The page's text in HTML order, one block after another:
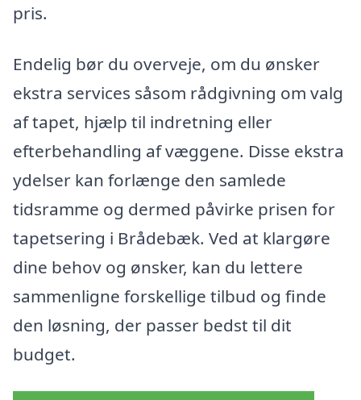
pris.
Endelig bør du overveje, om du ønsker
ekstra services såsom rådgivning om valg
af tapet, hjælp til indretning eller
efterbehandling af væggene. Disse ekstra
ydelser kan forlænge den samlede
tidsramme og dermed påvirke prisen for
tapetsering i Brådebæk. Ved at klargøre
dine behov og ønsker, kan du lettere
sammenligne forskellige tilbud og finde
den løsning, der passer bedst til dit
budget.